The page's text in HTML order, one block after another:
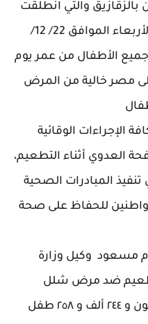
والتي انطلقت
صباح اليوم وتستمر حتي يوم الأربعاء الموافق 22/ 12/
لتطعيم جميع الأطفال من عمر يوم
على مصر خالية من المرض
الإجراءات الوقائية
العدوي أثناء التطعيم،
المبادرات الصحية
للحفاظ على صحة
مسعود وكيل وزارة
ضد مرض شلل
الأطفال تستهدف تطعيم مليون و ٢٤٤ ألف و ٢٥٨ طفل